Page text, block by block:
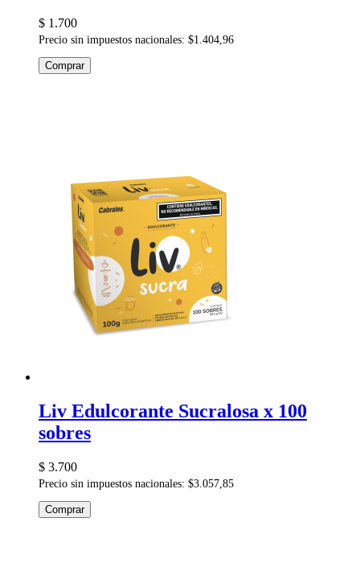
$ 1.700
Precio sin impuestos nacionales: $1.404,96
Comprar
Liv Edulcorante Sucralosa x 100
sobres
$ 3.700
Precio sin impuestos nacionales: $3.057,85
Comprar